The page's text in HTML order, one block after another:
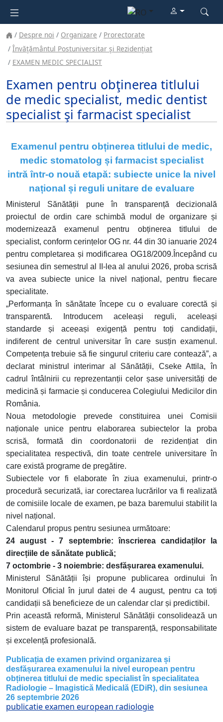
Despre noi Organizare
Prorectorate
Învăţământul Postuniversitar şi Rezidenţiat
EXAMEN MEDIC SPECIALIST
Examen pentru obţinerea titlului
de medic specialist, medic dentist
specialist şi farmacist specialist
Examenul pentru obținerea titlului de medic,
medic stomatolog și farmacist specialist
intră într-o nouă etapă: subiecte unice la nivel
național și reguli unitare de evaluare
Ministerul Sănătății pune în transparență decizională
proiectul de ordin care schimbă modul de organizare și
modernizează examenul pentru obținerea titlului de
specialist, conform cerințelor OG nr. 44 din 30 ianuarie 2024
pentru completarea și modificarea OG18/2009. Începând cu
sesiunea din semestrul al II-lea al anului 2026, proba scrisă
va avea subiecte unice la nivel național, pentru fiecare
specialitate.
„Performanța în sănătate începe cu o evaluare corectă și
transparentă. Introducem aceleași reguli, aceleași
standarde și aceeași exigență pentru toți candidații,
indiferent de centrul universitar în care susțin examenul.
Competența trebuie să fie singurul criteriu care contează”, a
declarat ministrul interimar al Sănătății, Cseke Attila, în
cadrul întâlnirii cu reprezentanții celor șase universități de
medicină și farmacie și conducerea Colegiului Medicilor din
România.
Noua metodologie prevede constituirea unei Comisii
naționale unice pentru elaborarea subiectelor la proba
scrisă, formată din coordonatorii de rezidențiat din
specialitatea respectivă, din toate centrele universitare în
care există programe de pregătire.
Subiectele vor fi elaborate în ziua examenului, printr-o
procedură securizată, iar corectarea lucrărilor va fi realizată
de comisiile locale de examen, pe baza baremului stabilit la
nivel național.
Calendarul propus pentru sesiunea următoare:
24 august - 7 septembrie: înscrierea candidaților la
direcțiile de sănătate publică;
7 octombrie - 3 noiembrie: desfășurarea examenului.
Ministerul Sănătății își propune publicarea ordinului în
Monitorul Oficial în jurul datei de 4 august, pentru ca toți
candidații să beneficieze de un calendar clar și predictibil.
Prin această reformă, Ministerul Sănătății consolidează un
sistem de evaluare bazat pe transparență, responsabilitate
și excelență profesională.
Publicația de examen privind organizarea și
desfășurarea examenului la nivel european pentru
obținerea titlului de medic specialist în specialitatea
Radiologie – Imagistică Medicală (EDiR), din sesiunea
26 septembrie 2026
publicatie examen european radiologie